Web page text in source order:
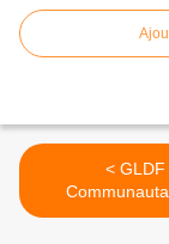
< GLDF :
Citoyenneté et